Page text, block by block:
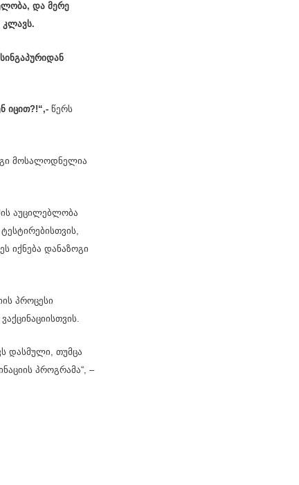
და მერე
კლავს.
იცით?!“,- წერს
მოსალოდნელია
აუცილებლობა
იქნება დანაზოგი
პროცესი
დასმული, თუმცა
პროგრამა“, –